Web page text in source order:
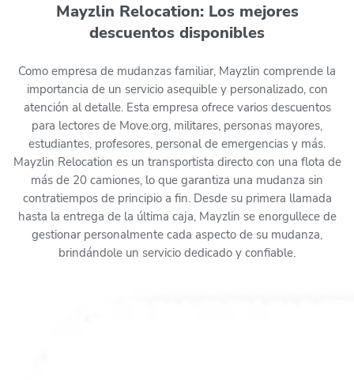
Mayzlin Relocation: Los mejores
descuentos disponibles
Como empresa de mudanzas familiar, Mayzlin comprende la
importancia de un servicio asequible y personalizado, con
atención al detalle. Esta empresa ofrece varios descuentos
para lectores de Move.org, militares, personas mayores,
estudiantes, profesores, personal de emergencias y más.
Mayzlin Relocation es un transportista directo con una flota de
más de 20 camiones, lo que garantiza una mudanza sin
contratiempos de principio a fin. Desde su primera llamada
hasta la entrega de la última caja, Mayzlin se enorgullece de
gestionar personalmente cada aspecto de su mudanza,
brindándole un servicio dedicado y confiable.